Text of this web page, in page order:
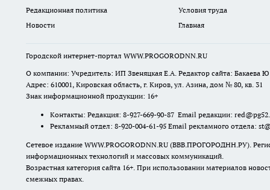
Редакционная политика
Условия труда
Новости
Главная
Городской интернет-портал WWW.PROGORODNN.RU
О компании: Учредитель: ИП Звеняцкая Е.А. Редактор сайта: Бакаева
Адрес: 610001, Кировская область, г. Киров, ул. Азина, дом № 80, кв. 31
Знак информационной продукции: 16+
Контакты: Редакция: 8-927-669-90-87 Email редакции:
Рекламный отдел: 8-920-004-61-95 Email рекламного отдела:
Сетевое издание WWW.PROGORODNN.RU (ВВВ.ПРОГОРОДНН.РУ).
информационных технологий и массовых коммуникаций.
Возрастная категория сайта 16+. При использовании материалов
смежных правах.